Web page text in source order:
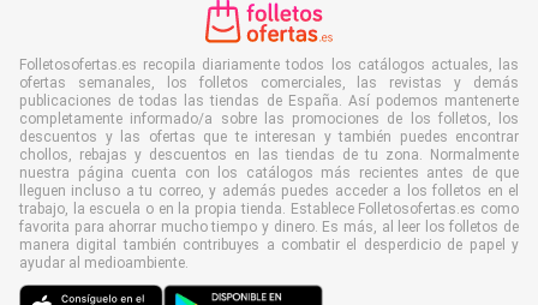
Folletosofertas.es recopila diariamente todos los catálogos actuales, las
ofertas semanales, los folletos comerciales, las revistas y demás
publicaciones de todas las tiendas de España. Así podemos mantenerte
completamente informado/a sobre las promociones de los folletos, los
descuentos y las ofertas que te interesan y también puedes encontrar
chollos, rebajas y descuentos en las tiendas de tu zona. Normalmente
nuestra página cuenta con los catálogos más recientes antes de que
lleguen incluso a tu correo, y además puedes acceder a los folletos en el
trabajo, la escuela o en la propia tienda. Establece Folletosofertas.es como
favorita para ahorrar mucho tiempo y dinero. Es más, al leer los folletos de
manera digital también contribuyes a combatir el desperdicio de papel y
ayudar al medioambiente.